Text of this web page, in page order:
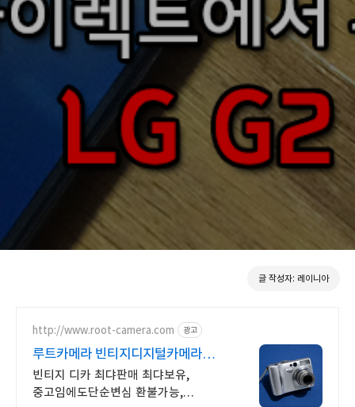
글 작성자: 레이니아
http://www.root-camera.com 광고
루트카메라 빈티지디지털카메라
빈티지 디카 디지털카메라
빈티지 디카 최댜판매 최댜보유,
중고임에도단순변심 환불가능,